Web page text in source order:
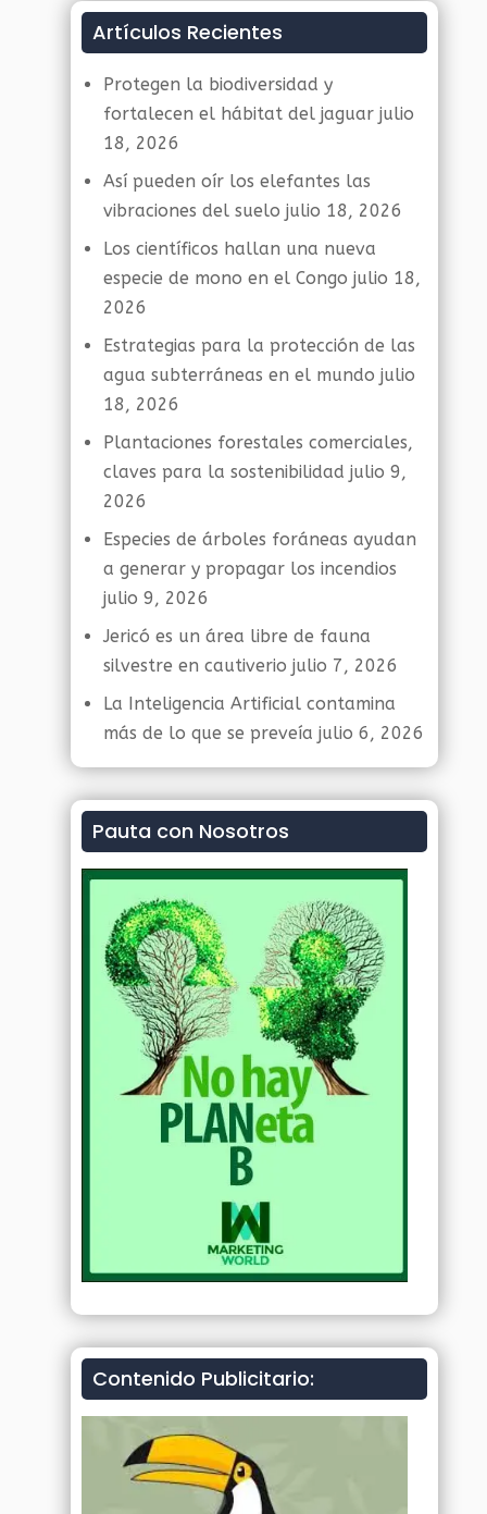
Artículos Recientes
Protegen la biodiversidad y
fortalecen el hábitat del jaguar julio
18, 2026
Así pueden oír los elefantes las
vibraciones del suelo julio 18, 2026
Los científicos hallan una nueva
especie de mono en el Congo julio 18,
2026
Estrategias para la protección de las
agua subterráneas en el mundo julio
18, 2026
Plantaciones forestales comerciales,
claves para la sostenibilidad julio 9,
2026
Especies de árboles foráneas ayudan
a generar y propagar los incendios
julio 9, 2026
Jericó es un área libre de fauna
silvestre en cautiverio julio 7, 2026
La Inteligencia Artificial contamina
más de lo que se preveía julio 6, 2026
Pauta con Nosotros
Contenido Publicitario: